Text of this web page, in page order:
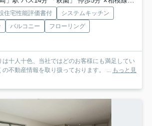
住宅性能評価書付
システムキッチン
バルコニー
フローリング
は十人十色、当社ではどのお客様にも満足してい
の不動産情報を取り扱っております。 ... もっと見